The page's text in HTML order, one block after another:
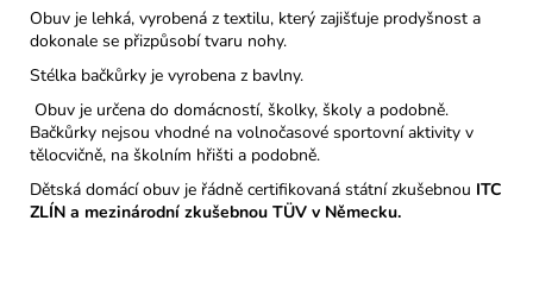
Obuv je lehká, vyrobená z textilu, který zajišťuje prodyšnost a
dokonale se přizpůsobí tvaru nohy.
Stélka bačkůrky je vyrobena z bavlny.
Obuv je určena do domácností, školky, školy a podobně.
Bačkůrky nejsou vhodné na volnočasové sportovní aktivity v
tělocvičně, na školním hřišti a podobně.
Dětská domácí obuv je řádně certifikovaná státní zkušebnou ITC
ZLÍN a mezinárodní zkušebnou TÜV v Německu.